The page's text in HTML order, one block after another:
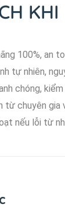
100%, an
tự nhiên,
chóng,
từ chuyên gia
nếu lỗi từ